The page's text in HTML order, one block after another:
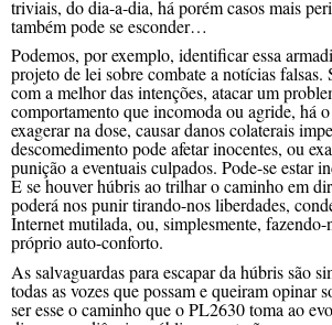
triviais, do dia-a-dia, háporémcasosmais
também pode seesconder…
Podemos, por exemplo, identificar essa
projeto de lei sobre combate a notícias falsas.
com a melhor das intenções, atacar um
comportamento que incomoda ou agride, há
exagerar na dose,causar danos colaterais
descomedimentopodeafetarinocentes, ou
punição a eventuais culpados. Pode-se estar
E se houver húbrisaotrilhar o caminho em
poderá nos punirtirando-nos liberdades,
Internet mutilada, ou, simplesmente, fazendo-
próprioauto-conforto.
Assalvaguardaspara escapar da húbrissão
todasas vozes quepossam e queiram opinar
ser esseo caminho que o PL2630 toma ao